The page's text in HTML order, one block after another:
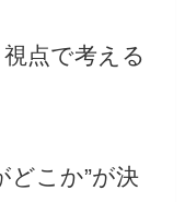
点で考える
どこか”が決